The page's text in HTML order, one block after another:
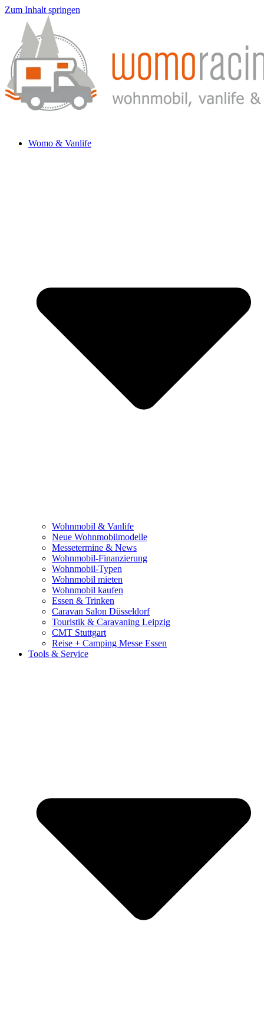
Zum Inhalt springen
Womo & Vanlife
Wohnmobil & Vanlife
Neue Wohnmobilmodelle
Messetermine & News
Wohnmobil-Finanzierung
Wohnmobil-Typen
Wohnmobil mieten
Wohnmobil kaufen
Essen & Trinken
Caravan Salon Düsseldorf
Touristik & Caravaning Leipzig
CMT Stuttgart
Reise + Camping Messe Essen
Tools & Service